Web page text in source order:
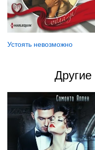
Устоять невозможно
Другие